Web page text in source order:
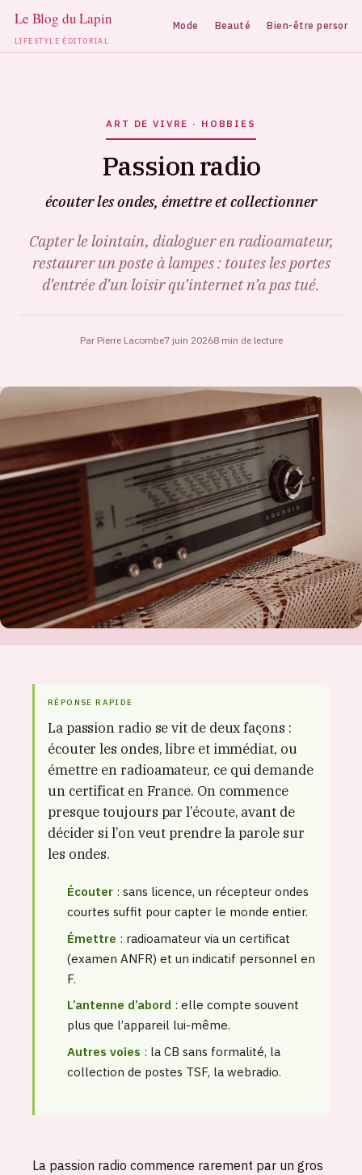
LIFESTYLE ÉDITORIAL
Mode Beauté Bien-être
ART DE VIVRE · HOBBIES
Passion radio
écouter les ondes, émettre et collectionner
Capter le lointain, dialoguer en radioamateur,
restaurer un poste à lampes : toutes les portes
d’entrée d’un loisir qu’internet n’a pas tué.
Par Pierre Lacombe7 juin 20268 min de lecture
RÉPONSE RAPIDE
La passion radio se vit de deux façons :
écouter les ondes, libre et immédiat, ou
émettre en radioamateur, ce qui demande
un certificat en France. On commence
presque toujours par l’écoute, avant de
décider si l’on veut prendre la parole sur
les ondes.
Écouter : sans licence, un récepteur ondes
courtes suffit pour capter le monde entier.
Émettre : radioamateur via un certificat
(examen ANFR) et un indicatif personnel en
F.
L’antenne d’abord : elle compte souvent
plus que l’appareil lui-même.
Autres voies : la CB sans formalité, la
collection de postes TSF, la webradio.
La passion radio commence rarement par un gros